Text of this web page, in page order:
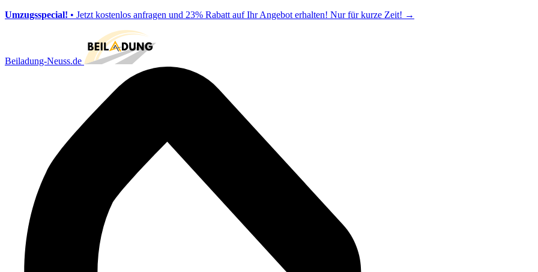
Umzugsspecial! • Jetzt kostenlos anfragen und 23% Rabatt auf Ihr Angebot erhalten! Nur für kurze Zeit! →
Beiladung-Neuss.de